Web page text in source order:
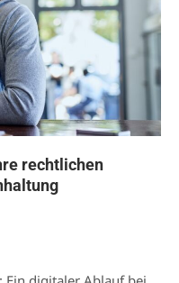
rechtlichen